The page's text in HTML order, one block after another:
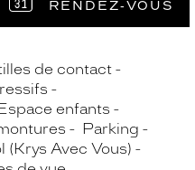
RENDEZ‑VOUS
de contact
enfants
Parking
(Krys Avec Vous)